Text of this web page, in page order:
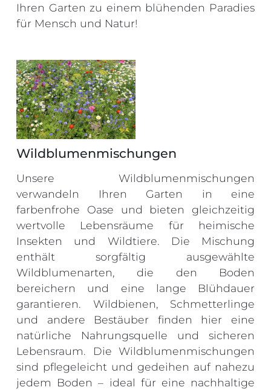
Ihren Garten zu einem blühenden Paradies
für Mensch und Natur!
Wildblumenmischungen
Unsere Wildblumenmischungen
verwandeln Ihren Garten in eine
farbenfrohe Oase und bieten gleichzeitig
wertvolle Lebensräume für heimische
Insekten und Wildtiere. Die Mischung
enthält sorgfältig ausgewählte
Wildblumenarten, die den Boden
bereichern und eine lange Blühdauer
garantieren. Wildbienen, Schmetterlinge
und andere Bestäuber finden hier eine
natürliche Nahrungsquelle und sicheren
Lebensraum. Die Wildblumenmischungen
sind pflegeleicht und gedeihen auf nahezu
jedem Boden – ideal für eine nachhaltige